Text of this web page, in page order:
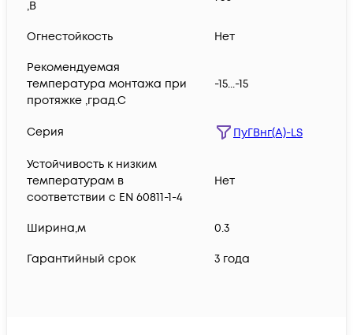
,В
Огнестойкость Нет
Рекомендуемая
температура монтажа при
протяжке ,град.C
-15...-15
Серия ПуГВнг(А)-LS
Устойчивость к низким
температурам в
соответствии с EN 60811-1-4
Нет
Ширина,м 0.3
Гарантийный срок 3 года